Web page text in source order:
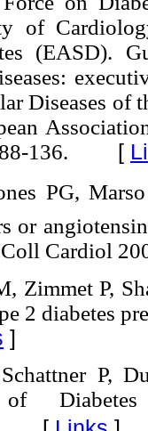
of
(EASD).
Diseases of
136. [
PG,
or
Coll Cardiol
Zimmet P,
2 diabetes
]
P,
of